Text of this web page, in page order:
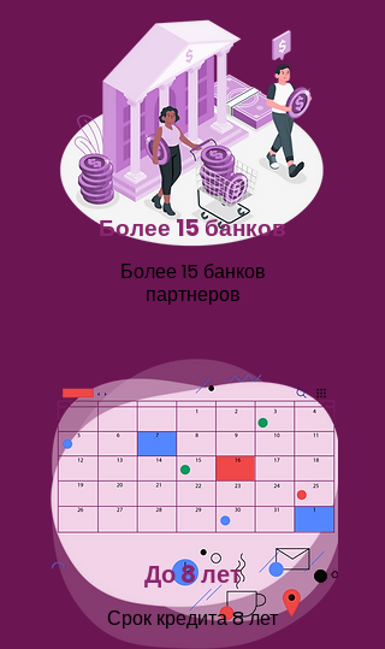
Более 15 банков
Более 15 банков
партнеров
До 8 лет
Срок кредита8лет